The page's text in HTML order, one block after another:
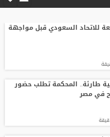
نارية
بطولة الحسن الدولية
افتتاح دورة "سبارتاكياد شعوب روسيا" 2026
للاتحاد السعودي قبل مواجهة
طارئة.. المحكمة تطلب حضور
في مصر